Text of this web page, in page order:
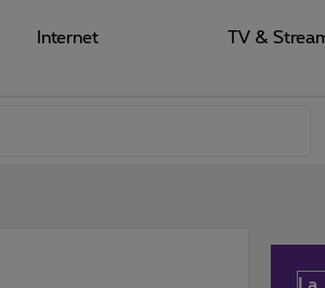
Internet TV &
La